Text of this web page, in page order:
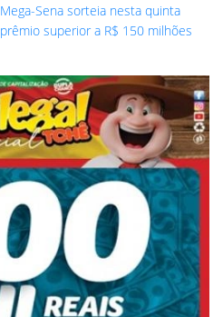
Mega-Sena sorteia nesta quinta
prêmio superior a R$ 150 milhões